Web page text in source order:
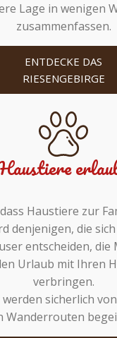
Lage in wenigen
zusammenfassen.
ENTDECKE DAS
RIESENGEBIRGE
Haustiere zur
denjenigen, die
entscheiden, die
Urlaub mit Ihren
verbringen.
sicherlich
Wanderrouten